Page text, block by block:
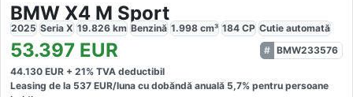
BMW X4 M Sport
2025 Seria X 19.826 km Benzină 1.998 cm³ 184 CP Cutie automată
53.397 EUR
BMW233576
44.130 EUR + 21% TVA deductibil
Leasing de la 537 EUR/luna cu dobăndă anuală 5,7% pentru persoane